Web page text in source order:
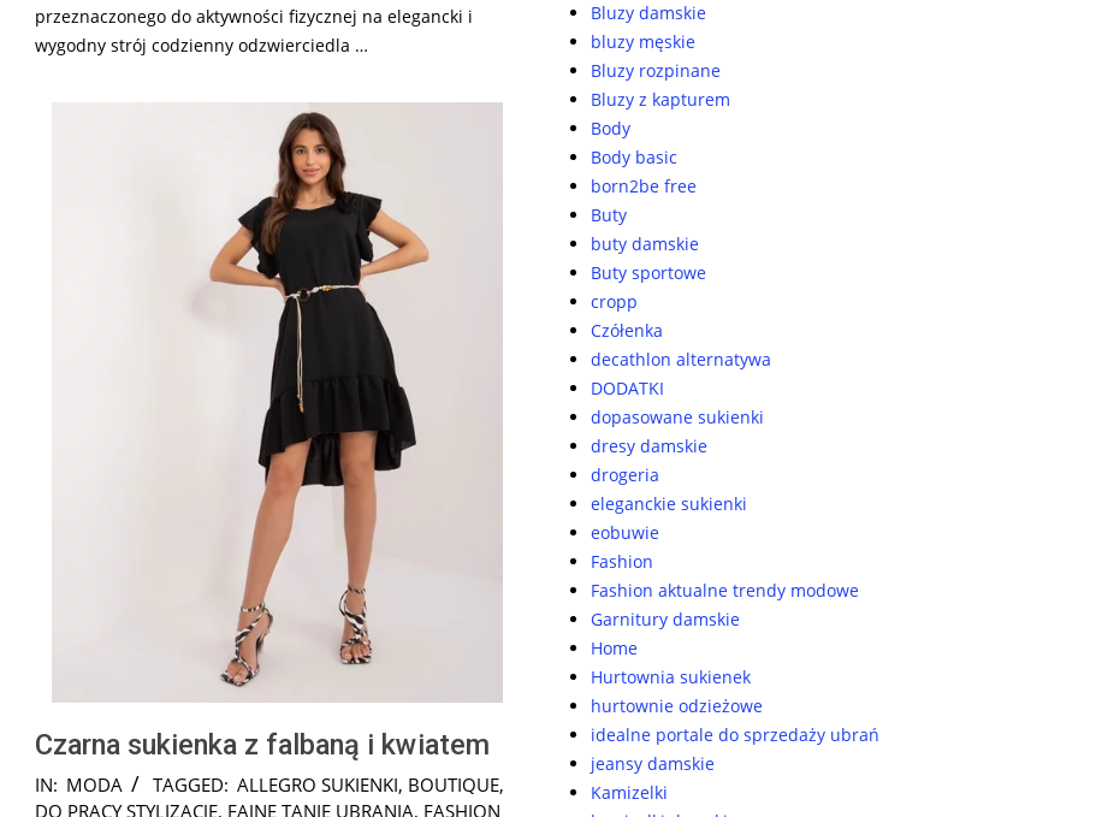
przeznaczonego do aktywności fizycznej na elegancki i
wygodny strój codzienny odzwierciedla …
Czarna sukienka z falbaną i kwiatem
2024-
07-
IN: MODA TAGGED: ALLEGRO SUKIENKI, BOUTIQUE,
DO PRACY STYLIZACJE, FAJNE TANIE UBRANIA, FASHION
Bluzy damskie
bluzy męskie
Bluzy rozpinane
Bluzy z kapturem
Body
Body basic
born2be free
Buty
buty damskie
Buty sportowe
cropp
Czółenka
decathlon alternatywa
DODATKI
dopasowane sukienki
dresy damskie
drogeria
eleganckie sukienki
eobuwie
Fashion
Fashion aktualne trendy modowe
Garnitury damskie
Home
Hurtownia sukienek
hurtownie odzieżowe
idealne portale do sprzedaży ubrań
jeansy damskie
Kamizelki